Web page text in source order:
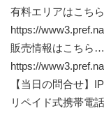
有料エリアはこち
https://
販売情報はこちら…
https://
【当日の問合せ】
リペイド式携帯電